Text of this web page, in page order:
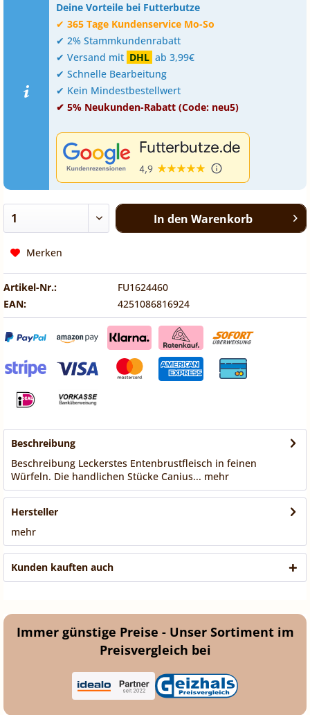
Deine Vorteile bei Futterbutze
✔ 365 Tage Kundenservice Mo-So
✔ 2% Stammkundenrabatt
✔ Versand mit DHL ab 3,99€
✔ Schnelle Bearbeitung
✔ Kein Mindestbestellwert
✔ 5% Neukunden-Rabatt (Code: neu5)
In den Warenkorb
Merken
Artikel-Nr.:
FU1624460
EAN:
4251086816924
Beschreibung
Beschreibung Leckerstes Entenbrustfleisch in feinen
Würfeln. Die handlichen Stücke Canius... mehr
Hersteller
mehr
Kunden kauften auch
Immer günstige Preise - Unser Sortiment im
Preisvergleich bei